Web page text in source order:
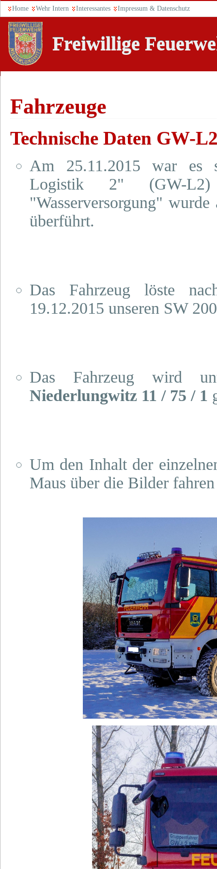
Home Wehr Intern Interessantes Impressum & Datenschutz
Freiwillige
Fahrzeuge
Technische Daten GW-
Am 25.11.2015 war es
Logistik 2" (GW-L2)
"Wasserversorgung"
überführt.
Das Fahrzeug löste
19.12.2015 unseren SW
Das Fahrzeug wird
Niederlungwitz 11 / 75 / 1
Um den Inhalt der
Maus über die Bilder